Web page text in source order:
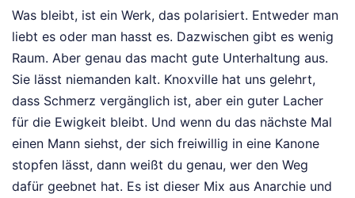
Was bleibt, ist ein Werk, das polarisiert. Entweder man
liebt es oder man hasst es. Dazwischen gibt es wenig
Raum. Aber genau das macht gute Unterhaltung aus.
Sie lässt niemanden kalt. Knoxville hat uns gelehrt,
dass Schmerz vergänglich ist, aber ein guter Lacher
für die Ewigkeit bleibt. Und wenn du das nächste Mal
einen Mann siehst, der sich freiwillig in eine Kanone
stopfen lässt, dann weißt du genau, wer den Weg
dafür geebnet hat. Es ist dieser Mix aus Anarchie und